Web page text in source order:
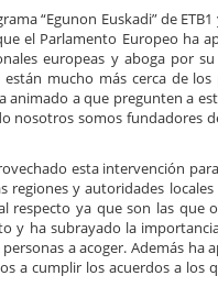
“Egunon Euskadi” de
el Parlamento Europeo ha
europeas y aboga por
mucho más cerca de
a que pregunten a
nosotros somos fundadores
esta intervención
regiones y autoridades
respecto ya que son las que
y ha subrayado la
a acoger. Además
a cumplir los acuerdos a